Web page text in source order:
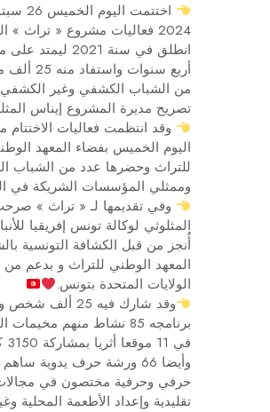
اختتمت اليوم
2024 فعاليات مشروع « تراث »
انطلق في سنة 2021
أربع سنوات
من الشباب الكشفي وغير
تصريح مديرة المشروع إيناس
وقد انتظمت فعاليات الاختتام
اليوم الخميس بفضاء المعهد
للتراث وحضرها عدد من الشباب
وممثلي المؤسسات الشريكة في
وفي تقديمها لـ « تراث »
المثلوثي لوكالة تونس إفريقيا
أُنجز من قبل الكشافة التونسية
المعهد الوطني للتراث و بدعم
الولايات المتحدة بتونس.
وقد شارك فيه 25
برنامجه 85 نشاط منهم
حرفي وحرفية مختصون في مجالات
تقليدية وإعداد الأطعمة المحلية